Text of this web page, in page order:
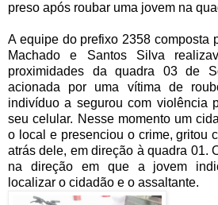
preso após roubar uma jovem na
A equipe do prefixo 2358 composta
Machado e Santos Silva
proximidades da quadra 03 de
acionada por uma vítima de
indivíduo a segurou com violência
seu celular. Nesse momento um
o local e presenciou o crime, gritou
atrás dele, em direção à quadra 01.
na direção em que a jovem
localizar o cidadão e o assaltante.